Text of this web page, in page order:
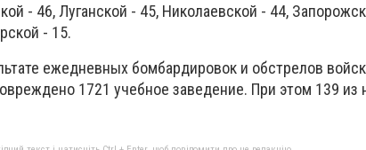
- 46, Луганской - 45, Николаевской - 44,
- 15.
ежедневных бомбардировок и обстрелов
1721 учебное заведение. При этом 139 из